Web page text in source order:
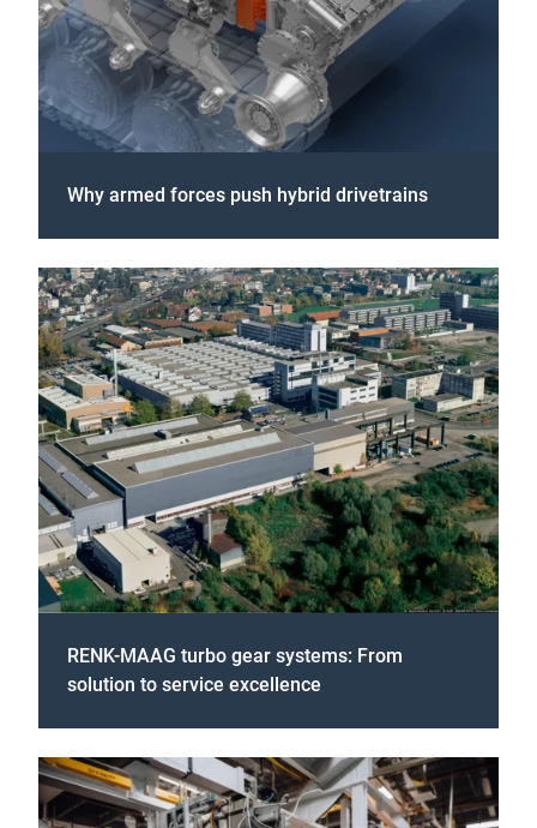
Why armed forces push hybrid drivetrains
RENK-MAAG turbo gear systems: From
solution to service excellence